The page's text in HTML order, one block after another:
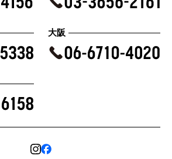
大阪